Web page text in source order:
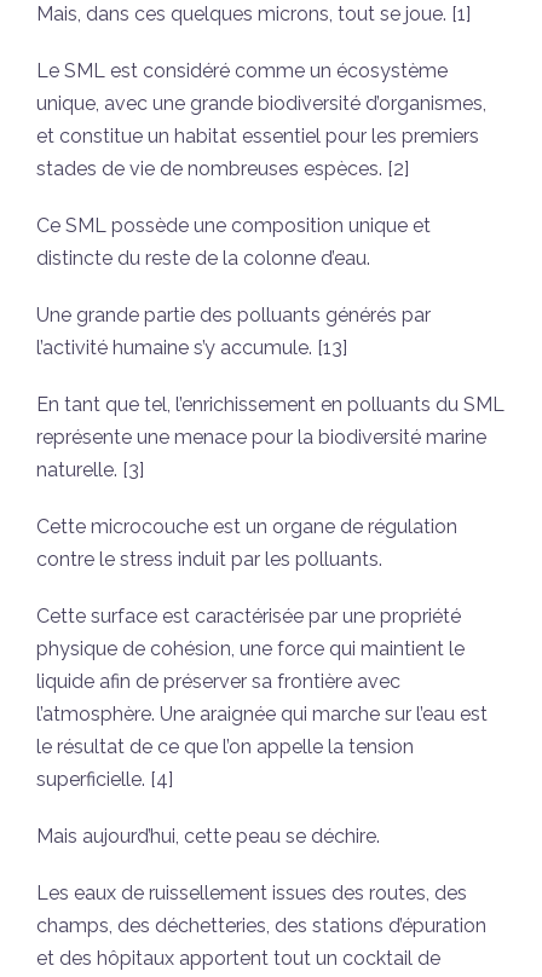
Mais, dans ces quelques microns, tout se joue. [1]
Le SML est considéré comme un écosystème
unique, avec une grande biodiversité d’organismes,
et constitue un habitat essentiel pour les premiers
stades de vie de nombreuses espèces. [2]
Ce SML possède une composition unique et
distincte du reste de la colonne d’eau.
Une grande partie des polluants générés par
l’activité humaine s’y accumule. [13]
En tant que tel, l’enrichissement en polluants du SML
représente une menace pour la biodiversité marine
naturelle. [3]
Cette microcouche est un organe de régulation
contre le stress induit par les polluants.
Cette surface est caractérisée par une propriété
physique de cohésion, une force qui maintient le
liquide afin de préserver sa frontière avec
l’atmosphère. Une araignée qui marche sur l’eau est
le résultat de ce que l’on appelle la tension
superficielle. [4]
Mais aujourd’hui, cette peau se déchire.
Les eaux de ruissellement issues des routes, des
champs, des déchetteries, des stations d’épuration
et des hôpitaux apportent tout un cocktail de